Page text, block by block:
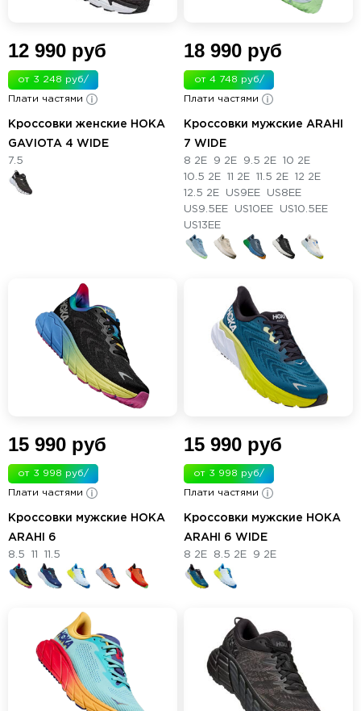
12 990 руб
от 3 248 руб/
мес.
Плати частями
Кроссовки женские HOKA
GAVIOTA 4 WIDE
7.5
18 990 руб
от 4 748 руб/
мес.
Плати частями
Кроссовки мужские ARAHI
7 WIDE
8 2E 9 2E 9.5 2E
10 2E
10.5 2E
11 2E 11.5 2E
12 2E
12.5 2E
US9EE
US8EE
US9.5EE
US10EE
US10.5EE
US13EE
15 990 руб
от 3 998 руб/
мес.
Плати частями
Кроссовки мужские HOKA
ARAHI 6
8.5 11 11.5
15 990 руб
от 3 998 руб/
мес.
Плати частями
Кроссовки мужские HOKA
ARAHI 6 WIDE
8 2E 8.5 2E 9 2E